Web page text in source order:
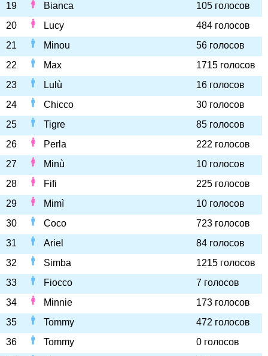
19
Bianca
105 голосов
20
Lucy
484 голосов
21
Minou
56 голосов
22
Max
1715 голосов
23
Lulù
16 голосов
24
Chicco
30 голосов
25
Tigre
85 голосов
26
Perla
222 голосов
27
Minù
10 голосов
28
Fifi
225 голосов
29
Mimì
10 голосов
30
Coco
723 голосов
31
Ariel
84 голосов
32
Simba
1215 голосов
33
Fiocco
7 голосов
34
Minnie
173 голосов
35
Tommy
472 голосов
36
Tommy
0 голосов